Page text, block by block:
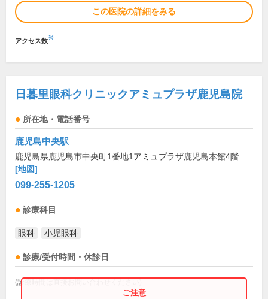
この医院の詳細をみる
アクセス数※
日暮里眼科クリニックアミュプラザ鹿児島院
所在地・電話番号
鹿児島中央駅
鹿児島県鹿児島市中央町1番地1アミュプラザ鹿児島本館4階
[地図]
099-255-1205
診療科目
眼科 小児眼科
診療/受付時間・休診日
(診療時間は直接お問い合わせください)